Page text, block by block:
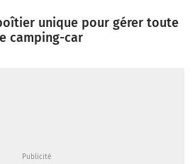
unique pour gérer toute
camping-car